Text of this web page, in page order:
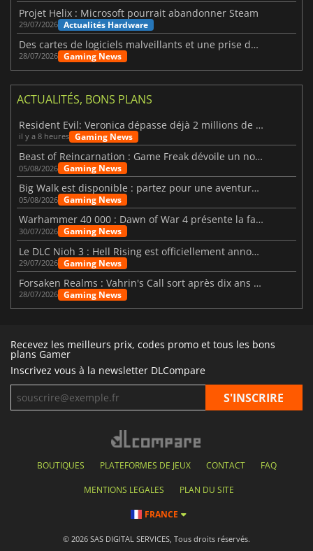
Projet Helix : Microsoft pourrait abandonner Steam
29/07/2026 Actualités Hardware
Des cartes de logiciels malveillants et une prise de contrôle de Discord ont touché Meccha Chameleon
28/07/2026 Gaming News
ACTUALITÉS, BONS PLANS
Resident Evil: Veronica dépasse déjà 2 millions de wishlists
il y a 8 heures Gaming News
Beast of Reincarnation : Game Freak dévoile un nouveau pari
05/08/2026 Gaming News
Big Walk est disponible : partez pour une aventure entre amis
05/08/2026 Gaming News
Warhammer 40 000 : Dawn of War 4 présente la faction des Nécrons
30/07/2026 Gaming News
Le DLC Nioh 3 : Hell Rising est officiellement annoncé
29/07/2026 Gaming News
Forsaken Realms : Vahrin's Call sort après dix ans de développement
28/07/2026 Gaming News
Recevez les meilleurs prix, codes promo et tous les bons
plans Gamer
Inscrivez vous à la newsletter DLCompare
BOUTIQUES PLATEFORMES DE JEUX CONTACT FAQ
MENTIONS LEGALES PLAN DU SITE
FRANCE
© 2026 SAS DIGITAL SERVICES, Tous droits réservés.